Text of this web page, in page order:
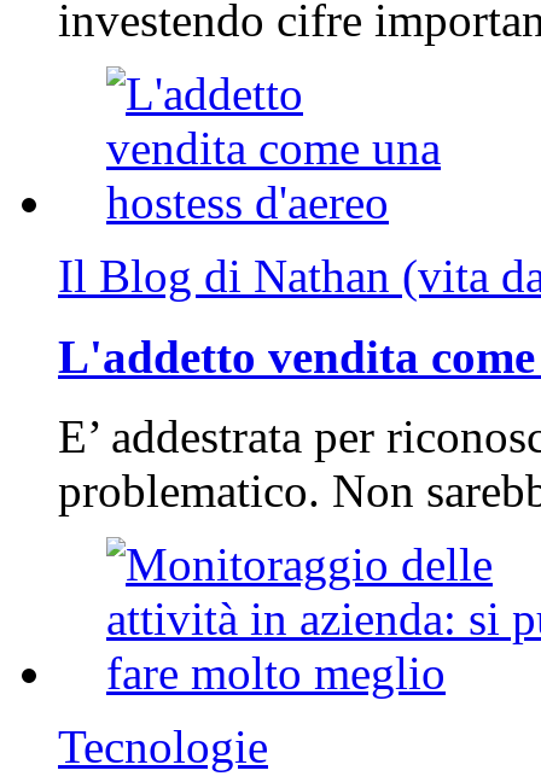
investendo cifre
Il Blog di Nathan (vita
L'addetto vendita
E’ addestrata per
problematico. Non
Tecnologie